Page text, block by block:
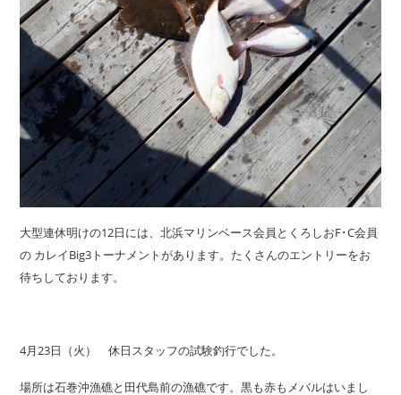
大型連休明けの12日には、北浜マリンベース会員とくろしおF･C会員
の カレイBig3トーナメントがあります。たくさんのエントリーをお
待ちしております。
4月23日（火） 休日スタッフの試験釣行でした。
場所は石巻沖漁礁と田代島前の漁礁です。黒も赤もメバルはいまし